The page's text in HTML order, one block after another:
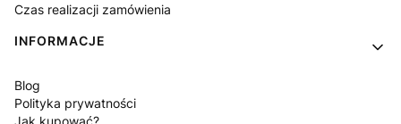
Czas realizacji zamówienia
INFORMACJE
Blog
Polityka prywatności
Jak kupować?